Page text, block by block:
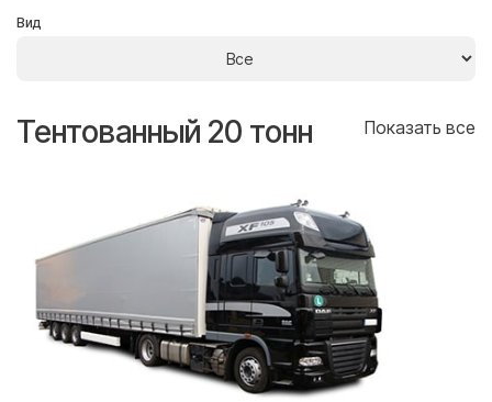
Вид
Тентованный 20 тонн Показать все